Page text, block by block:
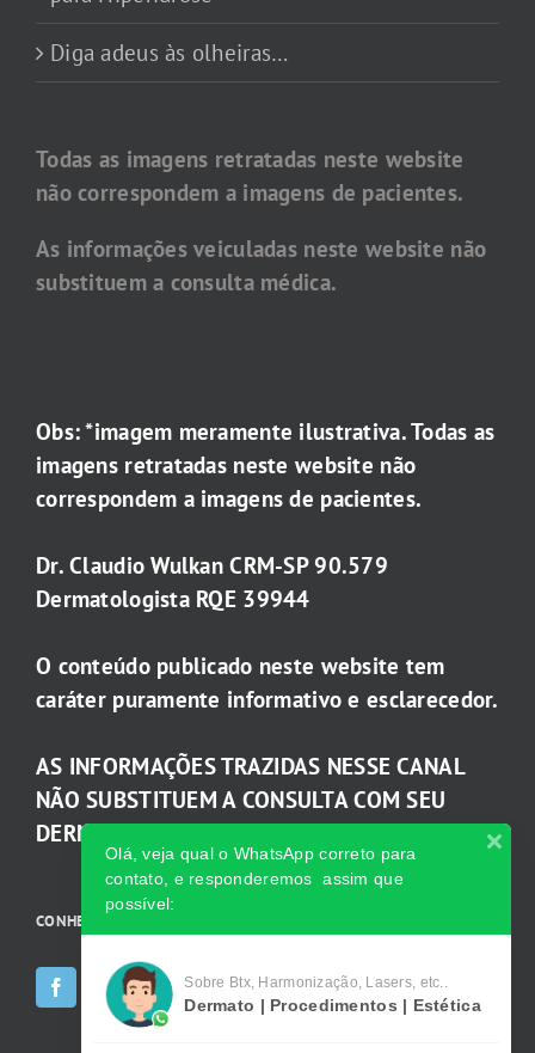
Diga adeus às olheiras…
Todas as imagens retratadas neste website
não correspondem a imagens de pacientes.
As informações veiculadas neste website não
substituem a consulta médica.
Obs: *imagem meramente ilustrativa. Todas as
imagens retratadas neste website não
correspondem a imagens de pacientes.
Dr. Claudio Wulkan CRM-SP 90.579
Dermatologista RQE 39944
O conteúdo publicado neste website tem
caráter puramente informativo e esclarecedor.
AS INFORMAÇÕES TRAZIDAS NESSE CANAL
NÃO SUBSTITUEM A CONSULTA COM SEU
DERMATOLOGISTA.
CONHEÇA AS INCRÍVEIS Redes Sociais da Clínica
Olá, veja qual o WhatsApp correto para
contato, e responderemos assim que
possível:
Sobre Btx, Harmonização, Lasers, etc..
Dermato | Procedimentos | Estética